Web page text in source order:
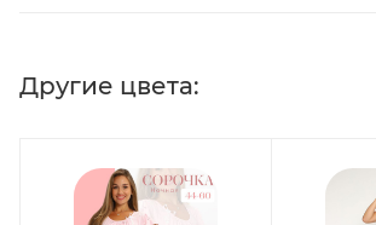
Другие цвета: